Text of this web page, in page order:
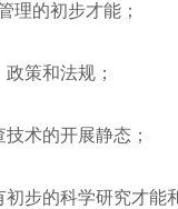
理的初步才能；
策和法规；
术的开展静态；
步的科学研究才能